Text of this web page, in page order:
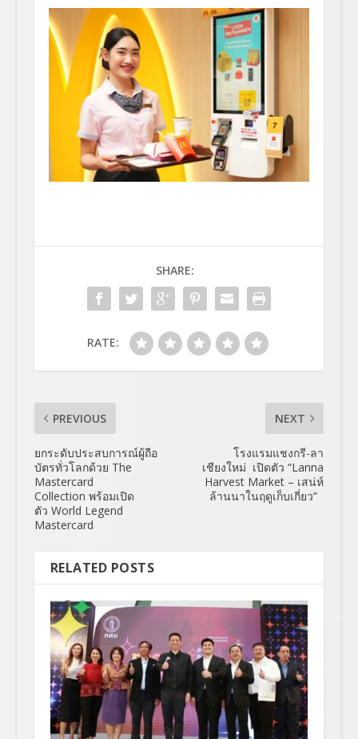
SHARE:
RATE:
PREVIOUS
ยกระดับประสบการณ์ผู้ถือ
บัตรทั่วโลกด้วย The
Mastercard
Collection พร้อมเปิด
ตัว World Legend
Mastercard
NEXT
โรงแรมแชงกรี-ลา
เชียงใหม่ เปิดตัว “Lanna
Harvest Market – เสน่ห์
ล้านนาในฤดูเก็บเกี่ยว”
RELATED POSTS